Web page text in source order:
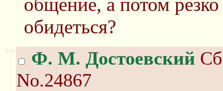
обидеться?
>> Ф. М. Достоевский
No.24867